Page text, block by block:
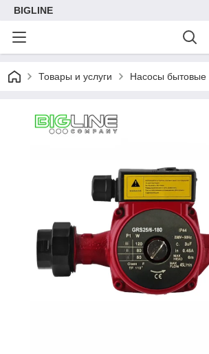
BIGLINE
Товары и услуги Насосы бытовые